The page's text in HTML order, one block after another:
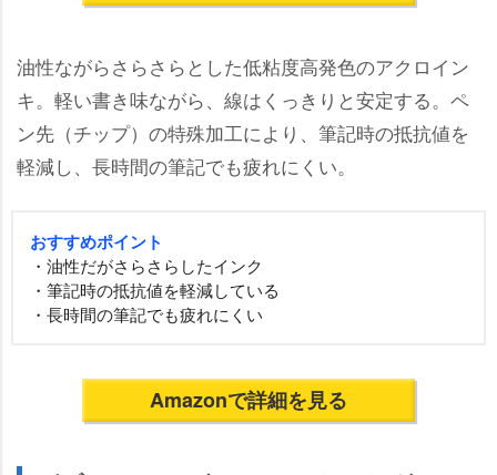
油性ながらさらさらとした低粘度高発色のアクロイン
キ。軽い書き味ながら、線はくっきりと安定する。ペ
ン先（チップ）の特殊加工により、筆記時の抵抗値を
軽減し、長時間の筆記でも疲れにくい。
おすすめポイント
・油性だがさらさらしたインク
・筆記時の抵抗値を軽減している
・長時間の筆記でも疲れにくい
Amazonで詳細を見る